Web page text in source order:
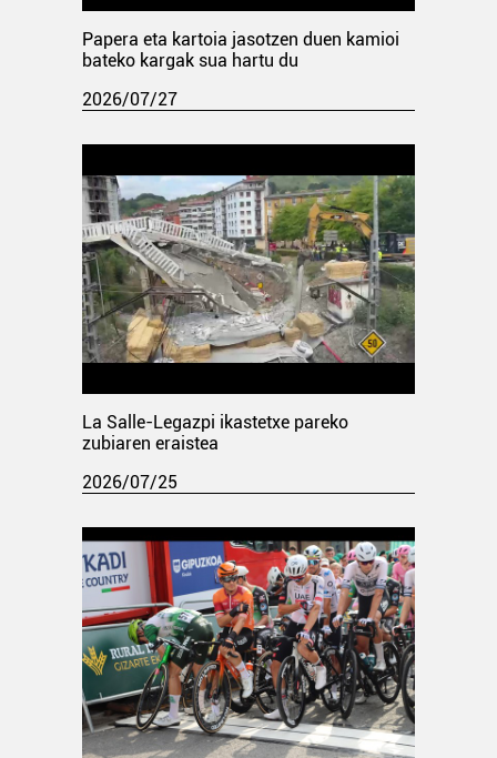
Papera eta kartoia jasotzen duen kamioi
bateko kargak sua hartu du
2026/07/27
La Salle-Legazpi ikastetxe pareko
zubiaren eraistea
2026/07/25